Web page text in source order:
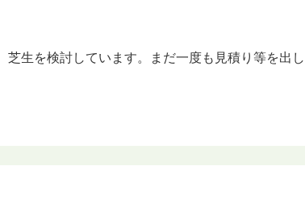
芝生を検討しています。まだ一度も見積り等を出